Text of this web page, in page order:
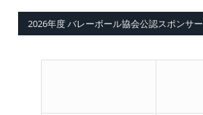
2026年度 バレーボール協会公認スポンサー